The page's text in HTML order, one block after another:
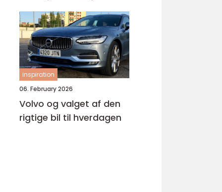
inspiration
06. February 2026
Volvo og valget af den
rigtige bil til hverdagen